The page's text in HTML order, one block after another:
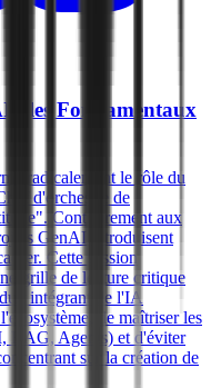
: les Fondamentaux
radicalement le rôle du
d'orchestre de
Contrairement aux
GenAI introduisent
Cette session
grille de lecture critique
intégrant de l'IA
de maîtriser les
RAG, Agents) et d'éviter
sur la création de